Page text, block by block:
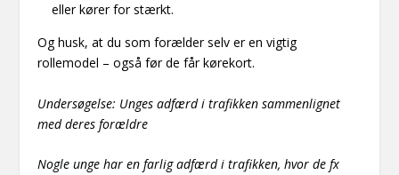
eller kører for stærkt.
Og husk, at du som forælder selv er en vigtig
rollemodel – også før de får kørekort.
Undersøgelse: Unges adfærd i trafikken sammenlignet
med deres forældre
Nogle unge har en farlig adfærd i trafikken, hvor de fx